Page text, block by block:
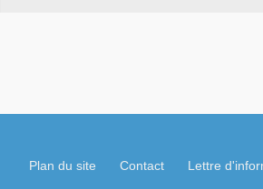
Plan du site Contact Lettre